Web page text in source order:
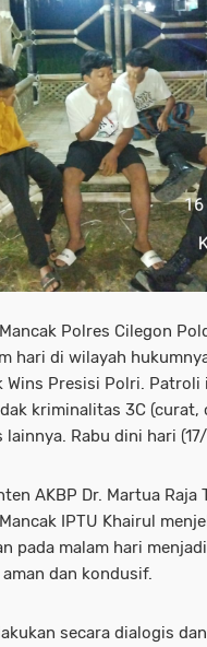
Polres Cilegon
hari di wilayah
Wins Presisi Polri.
kriminalitas 3C (curat,
Rabu dini hari
AKBP Dr. Martua Raja
IPTU Khairul
pada malam hari
dan kondusif.
secara dialogis